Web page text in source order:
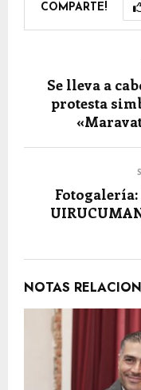
COMPARTE!
Se lleva a
protesta
NOTAS